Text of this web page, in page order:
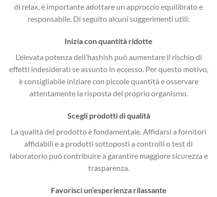
di relax, è importante adottare un approccio equilibrato e
responsabile. Di seguito alcuni suggerimenti utili:
Inizia con quantità ridotte
L’elevata potenza dell’hashish può aumentare il rischio di
effetti indesiderati se assunto in eccesso. Per questo motivo,
è consigliabile iniziare con piccole quantità e osservare
attentamente la risposta del proprio organismo.
Scegli prodotti di qualità
La qualità del prodotto è fondamentale. Affidarsi a fornitori
affidabili e a prodotti sottoposti a controlli o test di
laboratorio può contribuire a garantire maggiore sicurezza e
trasparenza.
Favorisci un’esperienza rilassante